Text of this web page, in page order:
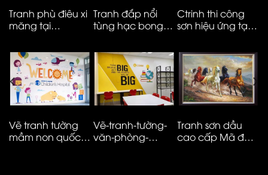
Tranh phù điêu xi
măng tại
City
Tranh đắp nổi
tùng hạc bong
Ctrinh thi công
sơn hiệu ứng tại
Vẽ tranh tường
mầm non quốc
Vẽ-tranh-tường-
văn-phòng-
Tranh sơn dầu
cao cấp Mã đáo